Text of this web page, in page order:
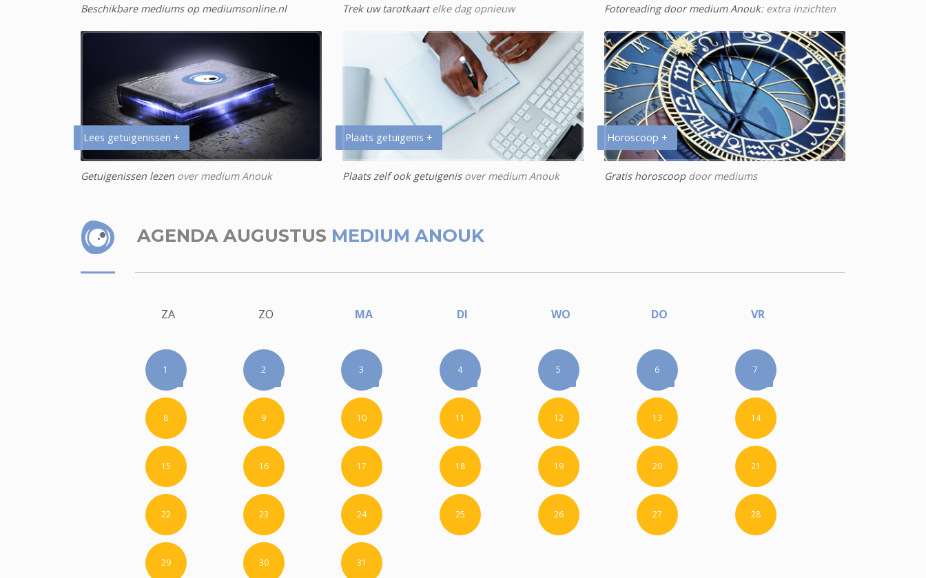
Beschikbare mediums op mediumsonline.nl Trek uw tarotkaartelke dag opnieuw Fotoreading door medium Anouk: extra inzichten
Lees getuigenissen +
Getuigenissen lezen over medium Anouk
Plaats getuigenis +
Plaats zelf ook getuigenisover medium Anouk
Horoscoop +
Gratis horoscoopdoor mediums
AGENDA AUGUSTUS MEDIUM ANOUK
ZA ZO MA DI WO DO VR
1 2 3 4 5 6 7
8 9 10 11 12 13 14
15 16 17 18 19 20 21
22 23 24 25 26 27 28
29 30 31